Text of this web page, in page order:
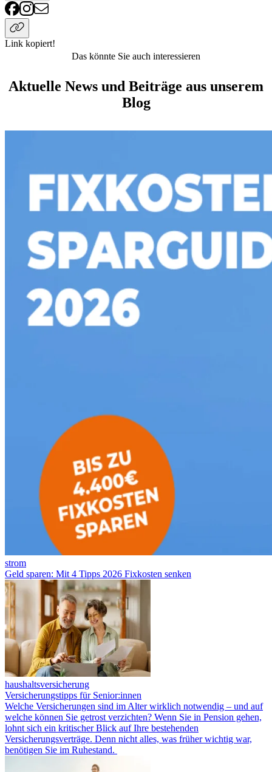
Link kopiert!
Das könnte Sie auch interessieren
Aktuelle News und Beiträge aus unserem
Blog
strom
Geld sparen: Mit 4 Tipps 2026 Fixkosten senken
haushaltsversicherung
Versicherungstipps für Senior:innen
Welche Versicherungen sind im Alter wirklich notwendig – und auf
welche können Sie getrost verzichten? Wenn Sie in Pension gehen,
lohnt sich ein kritischer Blick auf Ihre bestehenden
Versicherungsverträge. Denn nicht alles, was früher wichtig war,
benötigen Sie im Ruhestand.